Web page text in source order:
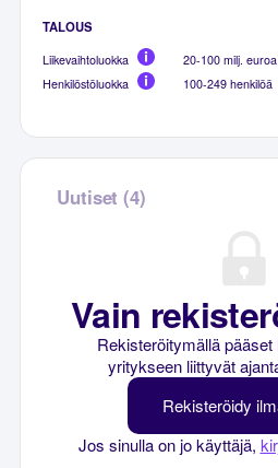
TALOUS
Liikevaihtoluokka
20-100 milj. euroa
Henkilöstöluokka
100-249 henkilöä
Uutiset (4)
Vain
Rekisteröitymällä
yritykseen liittyvät
Rekisteröidy
Jos sinulla on jo käyttäjä,